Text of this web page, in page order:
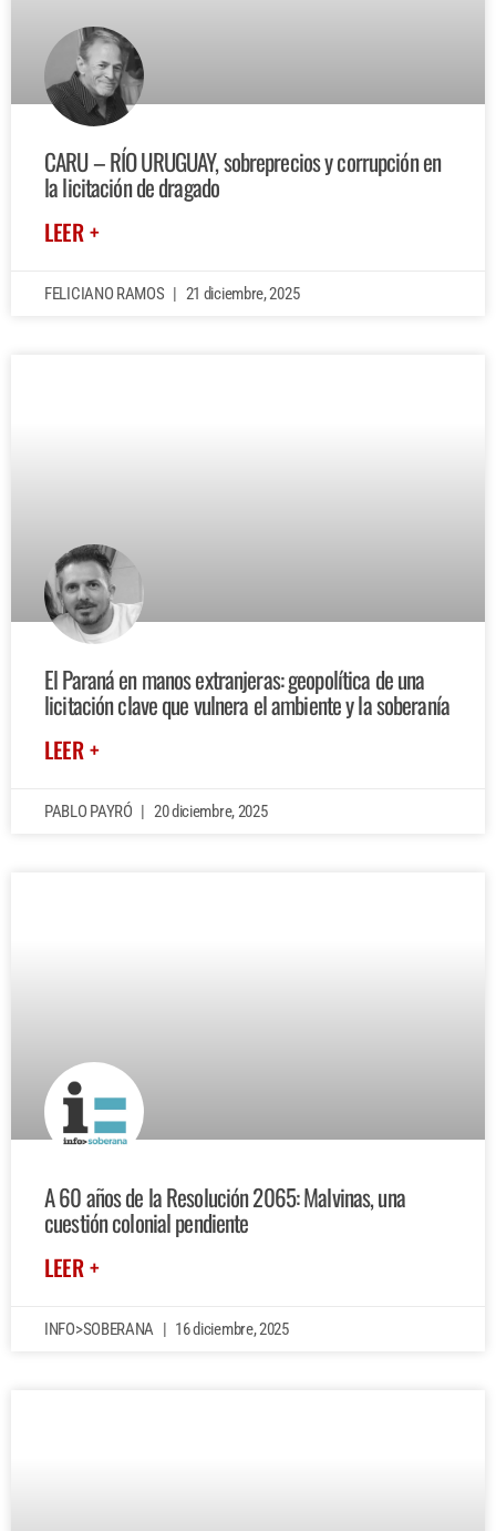
CARU – RÍO URUGUAY, sobreprecios y corrupción en
la licitación de dragado
LEER +
FELICIANO RAMOS 21 diciembre, 2025
El Paraná en manos extranjeras: geopolítica de una
licitación clave que vulnera el ambiente y la soberanía
LEER +
PABLO PAYRÓ 20 diciembre, 2025
A 60 años de la Resolución 2065: Malvinas, una
cuestión colonial pendiente
LEER +
INFO>SOBERANA 16 diciembre, 2025